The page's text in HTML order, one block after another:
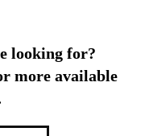
looking for?
more available